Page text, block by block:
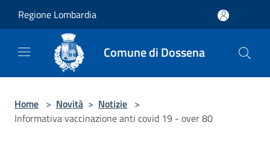
Regione Lombardia
Comune di Dossena
Home > Novità > Notizie >
Informativa vaccinazione anti covid 19 - over 80